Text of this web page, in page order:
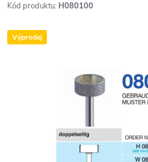
Kód produktu: H080100
Výprodej